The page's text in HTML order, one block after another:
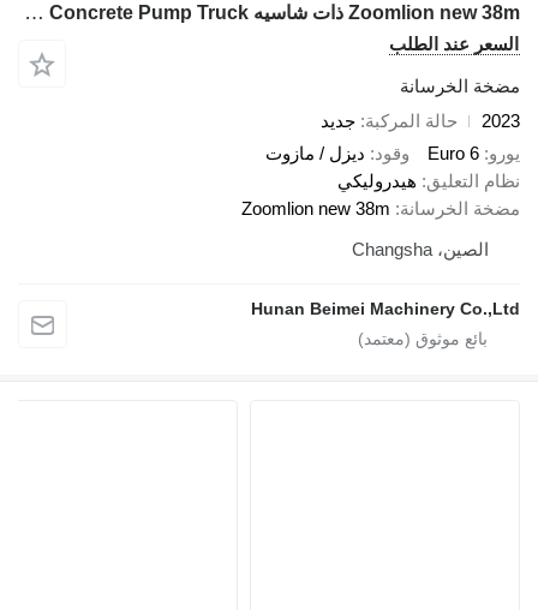
Zoomlion new 38m ذات شاسيه Sitrak Brand New Original 38M Concrete Pump Truck
عند الطلب
الخرسانة
حالة المركبة جديد
Euro 6 وقود
ديزل / مازوت
التعليق هيدروليكي
الخرسانة Zoomlion new 38m
الصين، Changsha
Hunan Beimei Machinery